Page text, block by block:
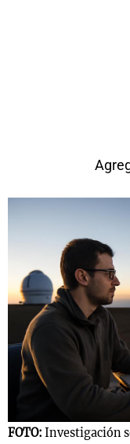
FOTO: Investigación